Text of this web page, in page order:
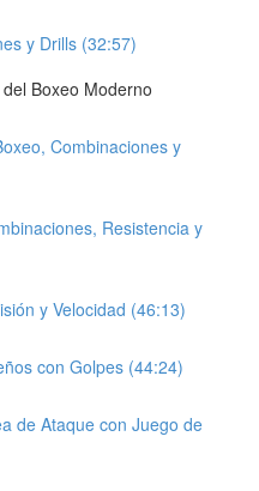
y Drills (32:57)
Boxeo Moderno
Combinaciones y
Resistencia y
y Velocidad (46:13)
con Golpes (44:24)
de Ataque con Juego de